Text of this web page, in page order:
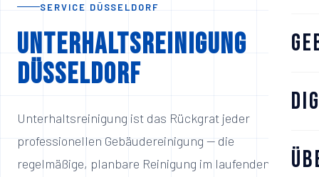
SERVICE DÜSSELDORF
Unterhaltsreinigung
Düsseldorf
Unterhaltsreinigung ist das Rückgrat jeder
professionellen Gebäudereinigung — die
regelmäßige, planbare Reinigung im laufenden